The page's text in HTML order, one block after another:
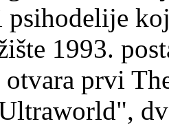
psihodelije
1993.
prvi